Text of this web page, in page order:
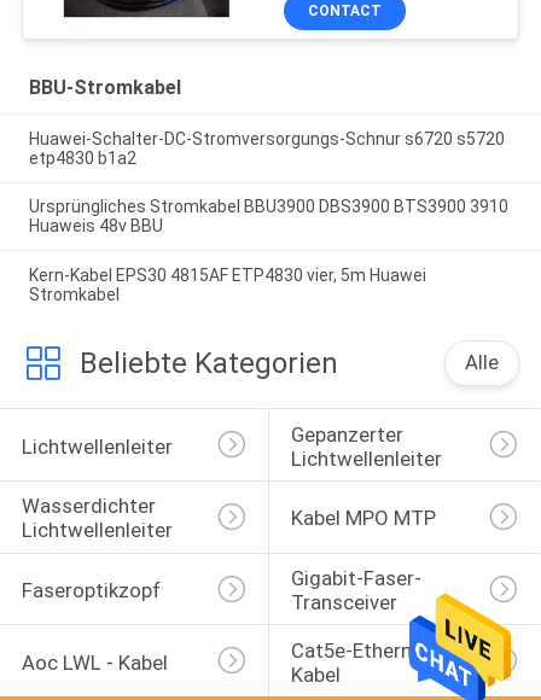
CONTACT
BBU-Stromkabel
Huawei-Schalter-DC-Stromversorgungs-Schnur s6720 s5720
etp4830 b1a2
Ursprüngliches Stromkabel BBU3900 DBS3900 BTS3900 3910
Huaweis 48v BBU
Kern-Kabel EPS30 4815AF ETP4830 vier, 5m Huawei
Stromkabel
Beliebte Kategorien Alle
Lichtwellenleiter
Gepanzerter
Lichtwellenleiter
Wasserdichter
Lichtwellenleiter
Kabel MPO MTP
Faseroptikzopf
Gigabit-Faser-
Transceiver
Aoc LWL - Kabel
Cat5e-Ethernet-
Kabel